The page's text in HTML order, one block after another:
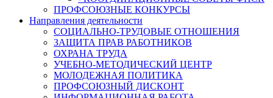
ПРОФСОЮЗНЫЕ КОНКУРСЫ
Направления деятельности
СОЦИАЛЬНО-ТРУДОВЫЕ ОТНОШЕНИЯ
ЗАЩИТА ПРАВ РАБОТНИКОВ
ОХРАНА ТРУДА
УЧЕБНО-МЕТОДИЧЕСКИЙ ЦЕНТР
МОЛОДЕЖНАЯ ПОЛИТИКА
ПРОФСОЮЗНЫЙ ДИСКОНТ